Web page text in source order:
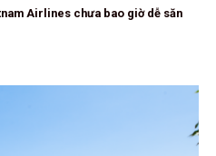
Airlines chưa bao giờ dễ săn